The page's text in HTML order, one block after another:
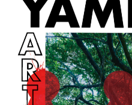
沖縄の幻の氷菓「
サービスとして提供